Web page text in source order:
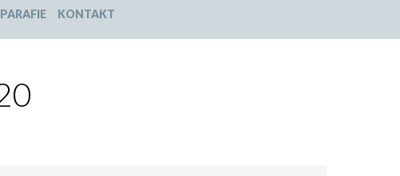
PARAFIE KONTAKT